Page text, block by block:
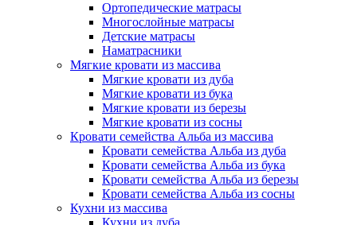
Ортопедические матрасы
Многослойные матрасы
Детские матрасы
Наматрасники
Мягкие кровати из массива
Мягкие кровати из дуба
Мягкие кровати из бука
Мягкие кровати из березы
Мягкие кровати из сосны
Кровати семейства Альба из массива
Кровати семейства Альба из дуба
Кровати семейства Альба из бука
Кровати семейства Альба из березы
Кровати семейства Альба из сосны
Кухни из массива
Кухни из дуба